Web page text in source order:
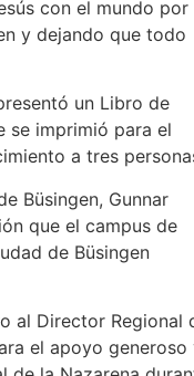
con el mundo por
y dejando que todo
un Libro de
se imprimió para el
a tres
Büsingen, Gunnar
que el campus de
de Büsingen
al Director Regional
el apoyo generoso